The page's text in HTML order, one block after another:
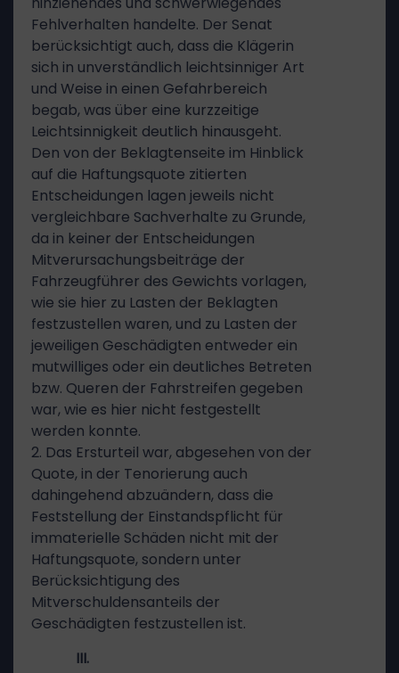
Fehlverhalten handelte. Der Senat
berücksichtigt auch, dass die Klägerin
sich in unverständlich leichtsinniger Art
und Weise in einen Gefahrbereich
begab, was über eine kurzzeitige
Leichtsinnigkeit deutlich hinausgeht.
Den von der Beklagtenseite im Hinblick
auf die Haftungsquote zitierten
Entscheidungen lagen jeweils nicht
vergleichbare Sachverhalte zu Grunde,
da in keiner der Entscheidungen
Mitverursachungsbeiträge der
Fahrzeugführer des Gewichts vorlagen,
wie sie hier zu Lasten der Beklagten
festzustellen waren, und zu Lasten der
jeweiligen Geschädigten entweder ein
mutwilliges oder ein deutliches Betreten
bzw. Queren der Fahrstreifen gegeben
war, wie es hier nicht festgestellt
werden konnte.
2. Das Ersturteil war, abgesehen von der
Quote, in der Tenorierung auch
dahingehend abzuändern, dass die
Feststellung der Einstandspflicht für
immaterielle Schäden nicht mit der
Haftungsquote, sondern unter
Berücksichtigung des
Mitverschuldensanteils der
Geschädigten festzustellen ist.
III.